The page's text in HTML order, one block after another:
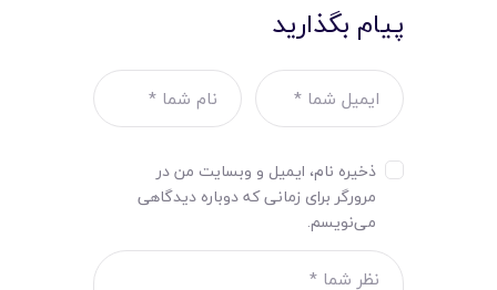
پیام بگذارید
ذخیره نام، ایمیل و وبسایت من در
مرورگر برای زمانی که دوباره دیدگاهی
می‌نویسم.